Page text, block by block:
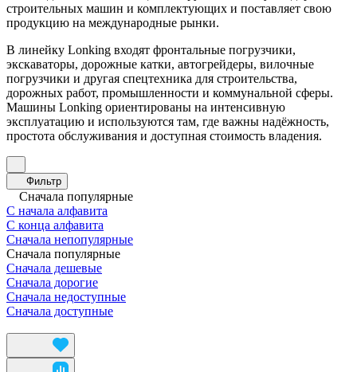
строительных машин и комплектующих и поставляет свою
продукцию на международные рынки.
В линейку Lonking входят фронтальные погрузчики,
экскаваторы, дорожные катки, автогрейдеры, вилочные
погрузчики и другая спецтехника для строительства,
дорожных работ, промышленности и коммунальной сферы.
Машины Lonking ориентированы на интенсивную
эксплуатацию и используются там, где важны надёжность,
простота обслуживания и доступная стоимость владения.
Фильтр
Сначала популярные
С начала алфавита
С конца алфавита
Сначала непопулярные
Сначала популярные
Сначала дешевые
Сначала дорогие
Сначала недоступные
Сначала доступные